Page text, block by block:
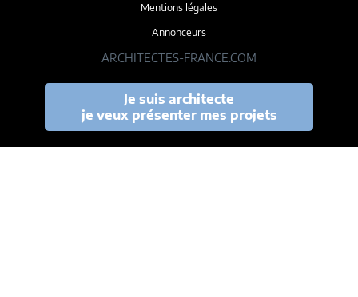
Mentions légales
Annonceurs
ARCHITECTES-FRANCE.COM
Je suis architecte
je veux présenter mes projets